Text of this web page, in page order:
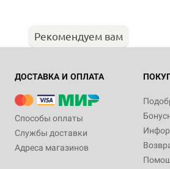
Рекомендуем вам
ДОСТАВКА И ОПЛАТА
Способы оплаты
Службы доставки
Адреса магазинов